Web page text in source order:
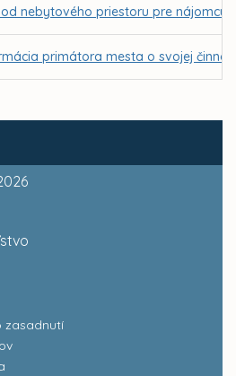
zasadnutí
nebytového priestoru pre nájomcu
primátora mesta o svojej